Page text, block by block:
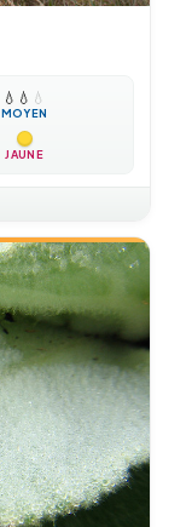
💧 💧 💧
MOYEN
JAUNE